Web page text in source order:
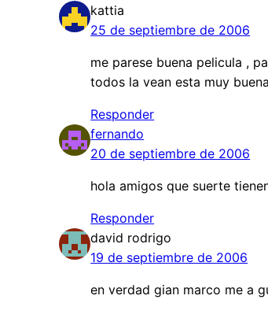
kattia
25 de septiembre de 2006
me parese buena pelicula ,
todos la vean esta muy
Responder
fernando
20 de septiembre de 2006
hola amigos que suerte
Responder
david rodrigo
19 de septiembre de 2006
en verdad gian marco me a